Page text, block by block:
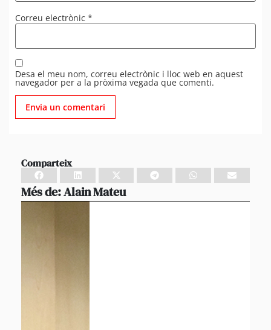
Correu electrònic *
Desa el meu nom, correu electrònic i lloc web en aquest
navegador per a la pròxima vegada que comenti.
Comparteix
Més de:Alain Mateu